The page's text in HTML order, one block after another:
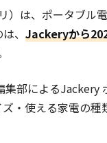
）は、ポータブル
、 Jackeryから
集部による
ズ・使える家電の